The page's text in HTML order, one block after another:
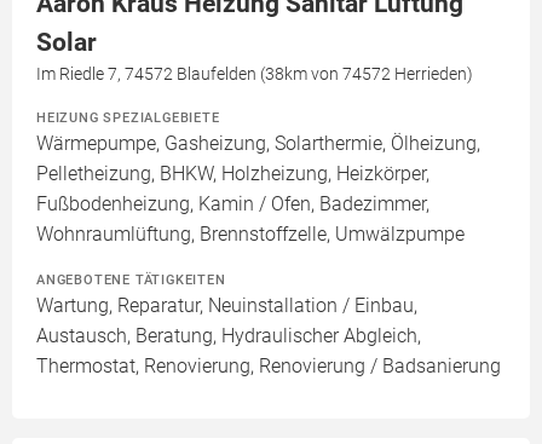
Solar
Im Riedle 7, 74572 Blaufelden (38km von 74572 Herrieden)
HEIZUNG SPEZIALGEBIETE
Wärmepumpe, Gasheizung, Solarthermie, Ölheizung,
Pelletheizung, BHKW, Holzheizung, Heizkörper,
Fußbodenheizung, Kamin / Ofen, Badezimmer,
Wohnraumlüftung, Brennstoffzelle, Umwälzpumpe
ANGEBOTENE TÄTIGKEITEN
Wartung, Reparatur, Neuinstallation / Einbau,
Austausch, Beratung, Hydraulischer Abgleich,
Thermostat, Renovierung, Renovierung / Badsanierung